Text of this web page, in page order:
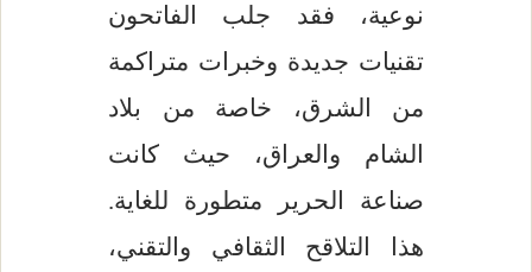
نوعية، فقد جلب الفاتحون
تقنيات جديدة وخبرات متراكمة
من الشرق، خاصة من بلاد
الشام والعراق، حيث كانت
صناعة الحرير متطورة للغاية.
هذا التلاقح الثقافي والتقني،